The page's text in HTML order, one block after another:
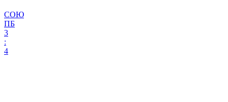
СОЮ
ПБ
3
:
4